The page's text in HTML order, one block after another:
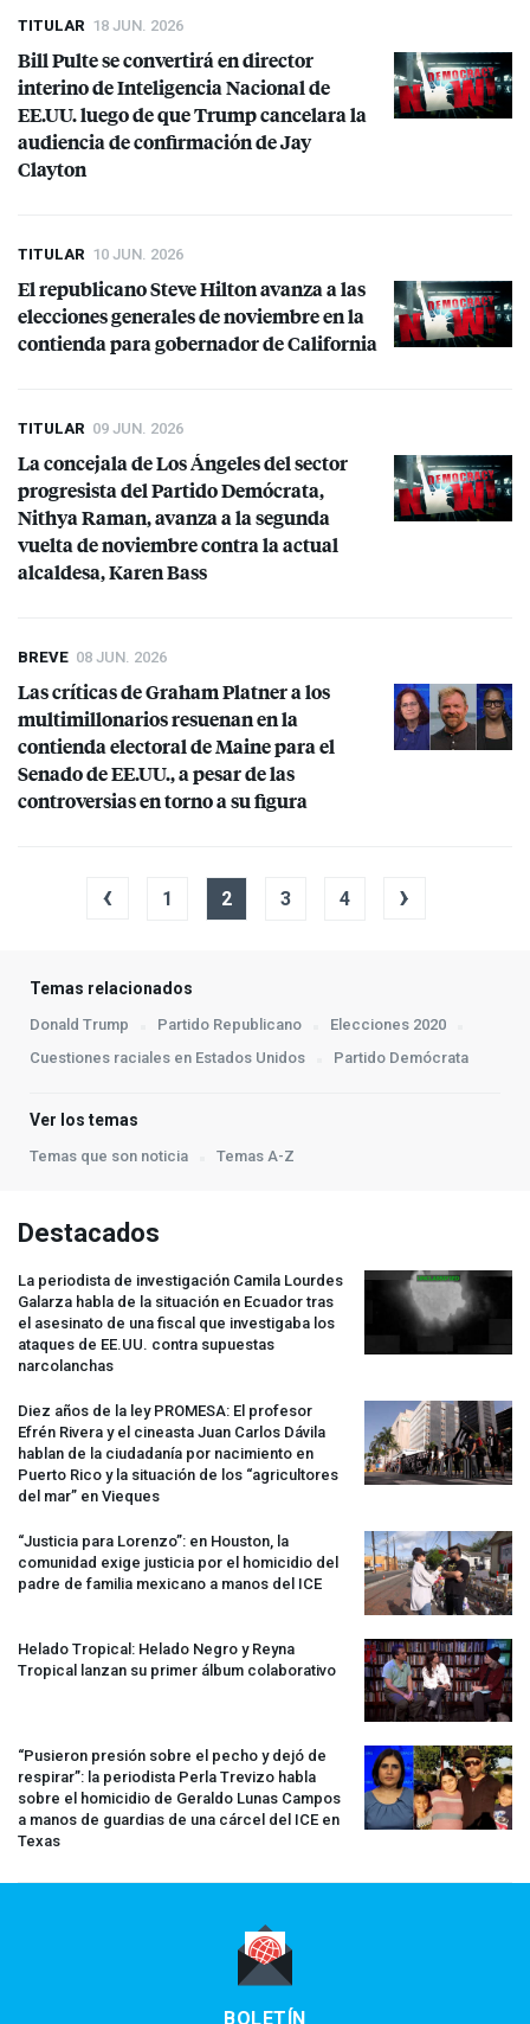
TITULAR 18 JUN. 2026
Bill Pulte se convertirá en director
interino de Inteligencia Nacional de
EE.UU. luego de que Trump cancelara la
audiencia de confirmación de Jay
Clayton
TITULAR 10 JUN. 2026
El republicano Steve Hilton avanza a las
elecciones generales de noviembre en la
contienda para gobernador de California
TITULAR 09 JUN. 2026
La concejala de Los Ángeles del sector
progresista del Partido Demócrata,
Nithya Raman, avanza a la segunda
vuelta de noviembre contra la actual
alcaldesa, Karen Bass
BREVE 08 JUN. 2026
Las críticas de Graham Platner a los
multimillonarios resuenan en la
contienda electoral de Maine para el
Senado de EE.UU., a pesar de las
controversias en torno a su figura
‹ 1 2 3 4 ›
Temas relacionados
Donald Trump Partido Republicano
Elecciones 2020
Cuestiones raciales en Estados Unidos
Partido Demócrata
Ver los temas
Temas que son noticia Temas A-Z
Destacados
La periodista de investigación Camila Lourdes
Galarza habla de la situación en Ecuador tras
el asesinato de una fiscal que investigaba los
ataques de EE.UU. contra supuestas
narcolanchas
Diez años de la ley PROMESA: El profesor
Efrén Rivera y el cineasta Juan Carlos Dávila
hablan de la ciudadanía por nacimiento en
Puerto Rico y la situación de los “agricultores
del mar” en Vieques
“Justicia para Lorenzo”: en Houston, la
comunidad exige justicia por el homicidio del
padre de familia mexicano a manos del ICE
Helado Tropical: Helado Negro y Reyna
Tropical lanzan su primer álbum colaborativo
“Pusieron presión sobre el pecho y dejó de
respirar”: la periodista Perla Trevizo habla
sobre el homicidio de Geraldo Lunas Campos
a manos de guardias de una cárcel del ICE en
Texas
BOLETÍN